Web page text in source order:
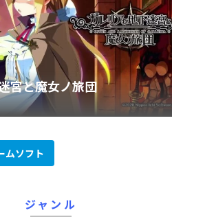
宮と魔女ノ旅団
ムソフト
ジャンル